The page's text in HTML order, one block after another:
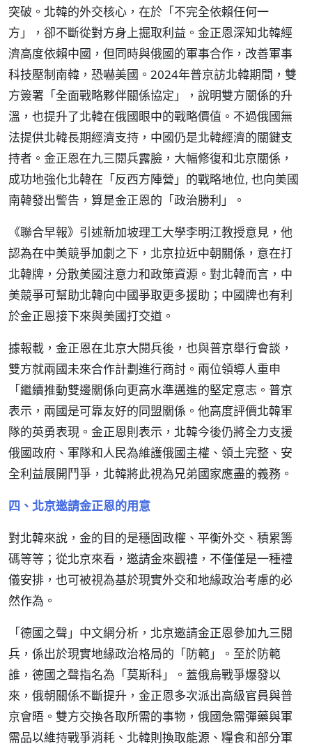
突破。北韓的外交核心，在於「不完全依賴任何一
方」，卻不斷從對方身上掘取利益。金正恩深知北韓經
濟高度依賴中國，但同時與俄國的軍事合作，改善軍事
科技壓制南韓，恐嚇美國。2024年普京訪北韓期間，雙
方簽署「全面戰略夥伴關係協定」，說明雙方關係的升
溫，也提升了北韓在俄國眼中的戰略價值。不過俄國無
法提供北韓長期經濟支持，中國仍是北韓經濟的關鍵支
持者。金正恩在九三閱兵露臉，大幅修復和北京關係，
成功地強化北韓在「反西方陣營」的戰略地位, 也向美國
南韓發出警告，算是金正恩的「政治勝利」。
《聯合早報》引述新加坡理工大學李明江教授意見，他
認為在中美競爭加劇之下，北京拉近中朝關係，意在打
北韓牌，分散美國注意力和政策資源。對北韓而言，中
美競爭可幫助北韓向中國爭取更多援助；中國牌也有利
於金正恩接下來與美國打交道。
據報載，金正恩在北京大閱兵後，也與普京舉行會談，
雙方就兩國未來合作計劃進行商討。兩位領導人重申
「繼續推動雙邊關係向更高水準邁進的堅定意志。普京
表示，兩國是可靠友好的同盟關係。他高度評價北韓軍
隊的英勇表現。金正恩則表示，北韓今後仍將全力支援
俄國政府、軍隊和人民為維護俄國主權、領土完整、安
全利益展開鬥爭，北韓將此視為兄弟國家應盡的義務。
四、北京邀請金正恩的用意
對北韓來說，金的目的是穩固政權、平衡外交、積累籌
碼等等；從北京來看，邀請金來觀禮，不僅僅是一種禮
儀安排，也可被視為基於現實外交和地緣政治考慮的必
然作為。
「德國之聲」中文網分析，北京邀請金正恩參加九三閱
兵，係出於現實地緣政治格局的「防範」。至於防範
誰，德國之聲指名為「莫斯科」。蓋俄烏戰爭爆發以
來，俄朝關係不斷提升，金正恩多次派出高級官員與普
京會晤。雙方交換各取所需的事物，俄國急需彈藥與軍
需品以維持戰爭消耗、北韓則換取能源、糧食和部分軍